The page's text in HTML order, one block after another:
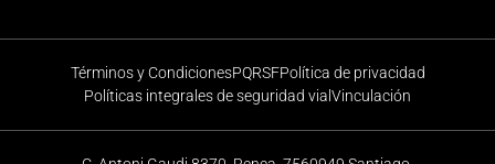
Términos y CondicionesPQRSFPolítica de privacidad
Políticas integrales de seguridad vial Vinculación